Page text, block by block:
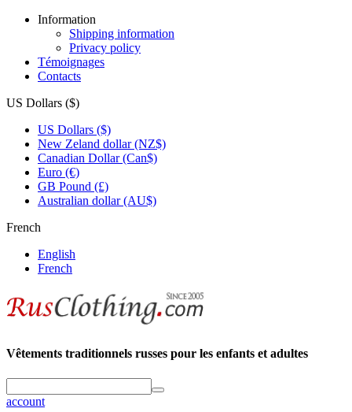
Information
Shipping information
Privacy policy
Témoignages
Contacts
US Dollars ($)
US Dollars ($)
New Zeland dollar (NZ$)
Canadian Dollar (Can$)
Euro (€)
GB Pound (£)
Australian dollar (AU$)
French
English
French
Vêtements traditionnels russes pour les enfants et adultes
account